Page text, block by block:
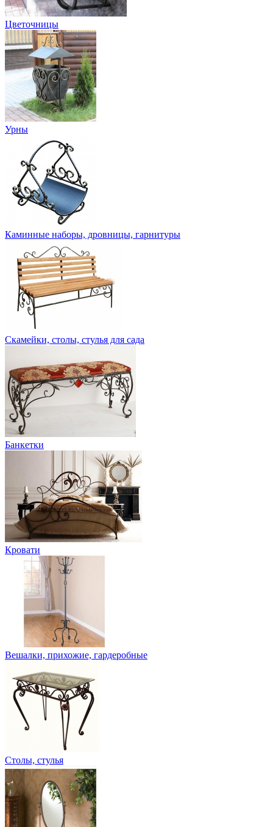
Цветочницы
Урны
Каминные наборы, дровницы, гарнитуры
Скамейки, столы, стулья для сада
Банкетки
Кровати
Вешалки, прихожие, гардеробные
Столы, стулья